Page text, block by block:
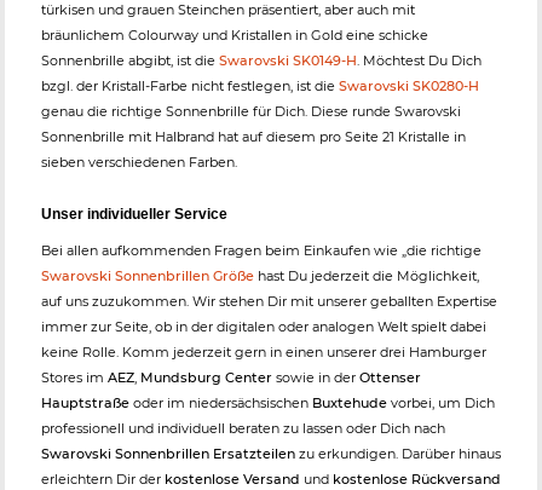
türkisen und grauen Steinchen präsentiert, aber auch mit
bräunlichem Colourway und Kristallen in Gold eine schicke
Sonnenbrille abgibt, ist die Swarovski SK0149-H. Möchtest Du Dich
bzgl. der Kristall-Farbe nicht festlegen, ist die Swarovski SK0280-H
genau die richtige Sonnenbrille für Dich. Diese runde Swarovski
Sonnenbrille mit Halbrand hat auf diesem pro Seite 21 Kristalle in
sieben verschiedenen Farben.
Unser individueller Service
Bei allen aufkommenden Fragen beim Einkaufen wie „die richtige
Swarovski Sonnenbrillen Größe hast Du jederzeit die Möglichkeit,
auf uns zuzukommen. Wir stehen Dir mit unserer geballten Expertise
immer zur Seite, ob in der digitalen oder analogen Welt spielt dabei
keine Rolle. Komm jederzeit gern in einen unserer drei Hamburger
Stores im AEZ, Mundsburg Center sowie in der Ottenser
Hauptstraße oder im niedersächsischen Buxtehude vorbei, um Dich
professionell und individuell beraten zu lassen oder Dich nach
Swarovski Sonnenbrillen Ersatzteilen zu erkundigen. Darüber hinaus
erleichtern Dir der kostenlose Versand und kostenlose Rückversand